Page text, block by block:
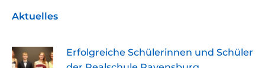
Aktuelles
Erfolgreiche Schülerinnen und Schüler